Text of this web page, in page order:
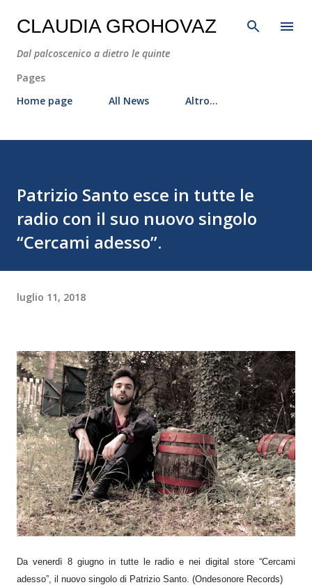
Passa ai contenuti principali
CLAUDIA GROHOVAZ
Dal palcoscenico a dietro le quinte
Pages
Home page
All News Altro…
Patrizio Santo esce in tutte le
radio con il suo nuovo singolo
“Cercami adesso”.
luglio 11, 2018
Da venerdì 8 giugno in tutte le radio e nei digital store “Cercami
adesso”, il nuovo singolo di Patrizio Santo. (Ondesonore Records)